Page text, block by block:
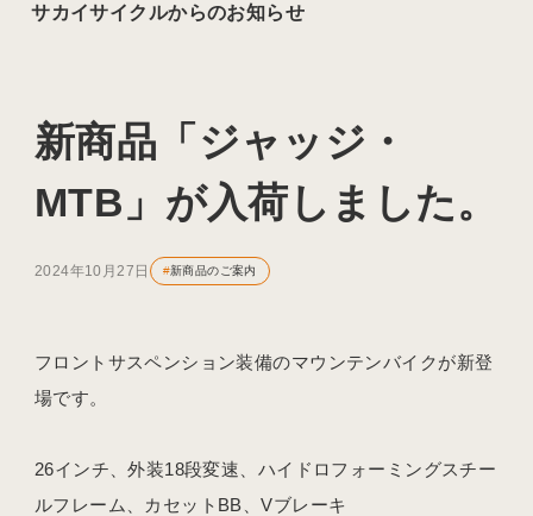
サカイサイクルからのお知らせ
新商品「ジャッジ・
MTB」が入荷しました。
2024年10月27日 #新商品のご案内
フロントサスペンション装備のマウンテンバイクが新登
場です。
26インチ、外装18段変速、ハイドロフォーミングスチー
ルフレーム、カセットBB、Vブレーキ